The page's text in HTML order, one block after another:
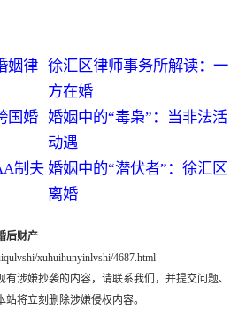
姻律 徐汇区律师事务所解读：一
方在婚
国婚
婚姻中的“毒枭”：当非法活
动遇
制夫 婚姻中的“潜伏者”：徐汇区
离婚
后财产
xuhuihunyinlvshi/4687.html
涉嫌抄袭的内容，请联系我们，并提交问题、
将立刻删除涉嫌侵权内容。